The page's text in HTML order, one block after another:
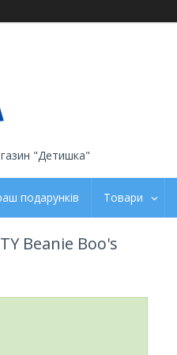
"Детишка"
подарунків Товари
Beanie Boo's